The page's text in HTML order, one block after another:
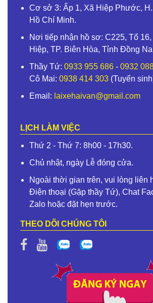
Cơ sở 3: Ấp 1, Xã Hiệp Phước, H.
Hồ Chí Minh.
Nơi tiếp nhận hồ sơ: C225, Tổ 16,
Hiệp, TP. Biên Hòa, Tỉnh Đồng
Thầy Tứ: 0933 955 686 - 0932
Cô Mai: 0938 414 303 (Tuyển
Email: laixehaivan@gmail.com
LỊCH LÀM VIỆC
Thứ 2 - Thứ 7: 8h00 - 17h30.
Chủ nhật, ngày Lễ đóng cửa.
Ngoài thời gian trên, vui lòng liên
Điện thoại (Gặp thầy Tứ), Chat
Zalo hoặc đặt hẹn trước.
THEO DÕI CHÚNG TÔI